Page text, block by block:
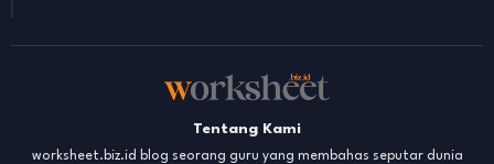
Tentang Kami
worksheet.biz.id blog seorang guru yang membahas seputar dunia